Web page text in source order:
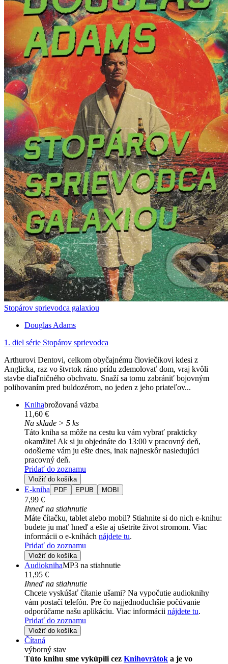
Stopárov sprievodca galaxiou
Douglas Adams
1. diel série Stopárov sprievodca
Arthurovi Dentovi, celkom obyčajnému človiečikovi kdesi z
Anglicka, raz vo štvrtok ráno prídu zdemolovať dom, vraj kvôli
stavbe diaľničného obchvatu. Snaží sa tomu zabrániť bojovným
polihovaním pred buldozérom, no jeden z jeho priateľov...
Knihabrožovaná väzba
11,60 €
Na sklade > 5 ks
Táto kniha sa môže na cestu ku vám vybrať prakticky
okamžite! Ak si ju objednáte do 13:00 v pracovný deň,
odošleme vám ju ešte dnes, inak najneskôr nasledujúci
pracovný deň.
Pridať do zoznamu
Vložiť do košíka
E-kniha PDF EPUB MOBI
7,99 €
Ihneď na stiahnutie
Máte čítačku, tablet alebo mobil? Stiahnite si do nich e-knihu:
budete ju mať hneď a ešte aj ušetríte život stromom. Viac
informácii o e-knihách nájdete tu.
Pridať do zoznamu
Vložiť do košíka
AudioknihaMP3 na stiahnutie
11,95 €
Ihneď na stiahnutie
Chcete vyskúšať čítanie ušami? Na vypočutie audioknihy
vám postačí telefón. Pre čo najjednoduchšie počúvanie
odporúčame našu aplikáciu. Viac informácii nájdete tu.
Pridať do zoznamu
Vložiť do košíka
Čítaná
výborný stav
Túto knihu sme vykúpili cez Knihovrátok a je vo